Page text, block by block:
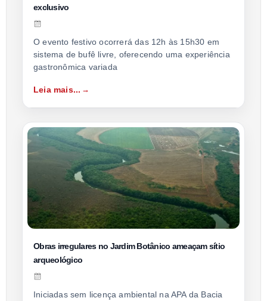
exclusivo
O evento festivo ocorrerá das 12h às 15h30 em
sistema de bufê livre, oferecendo uma experiência
gastronômica variada
Leia mais...
Obras irregulares no Jardim Botânico ameaçam sítio
arqueológico
Iniciadas sem licença ambiental na APA da Bacia